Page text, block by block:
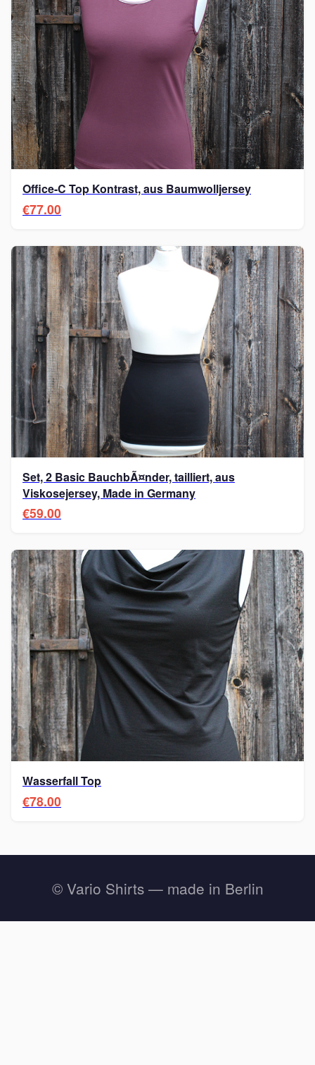
Office-C Top Kontrast, aus Baumwolljersey
€77.00
Set, 2 Basic BauchbÃ¤nder, tailliert, aus
Viskosejersey, Made in Germany
€59.00
Wasserfall Top
€78.00
© Vario Shirts — made in Berlin